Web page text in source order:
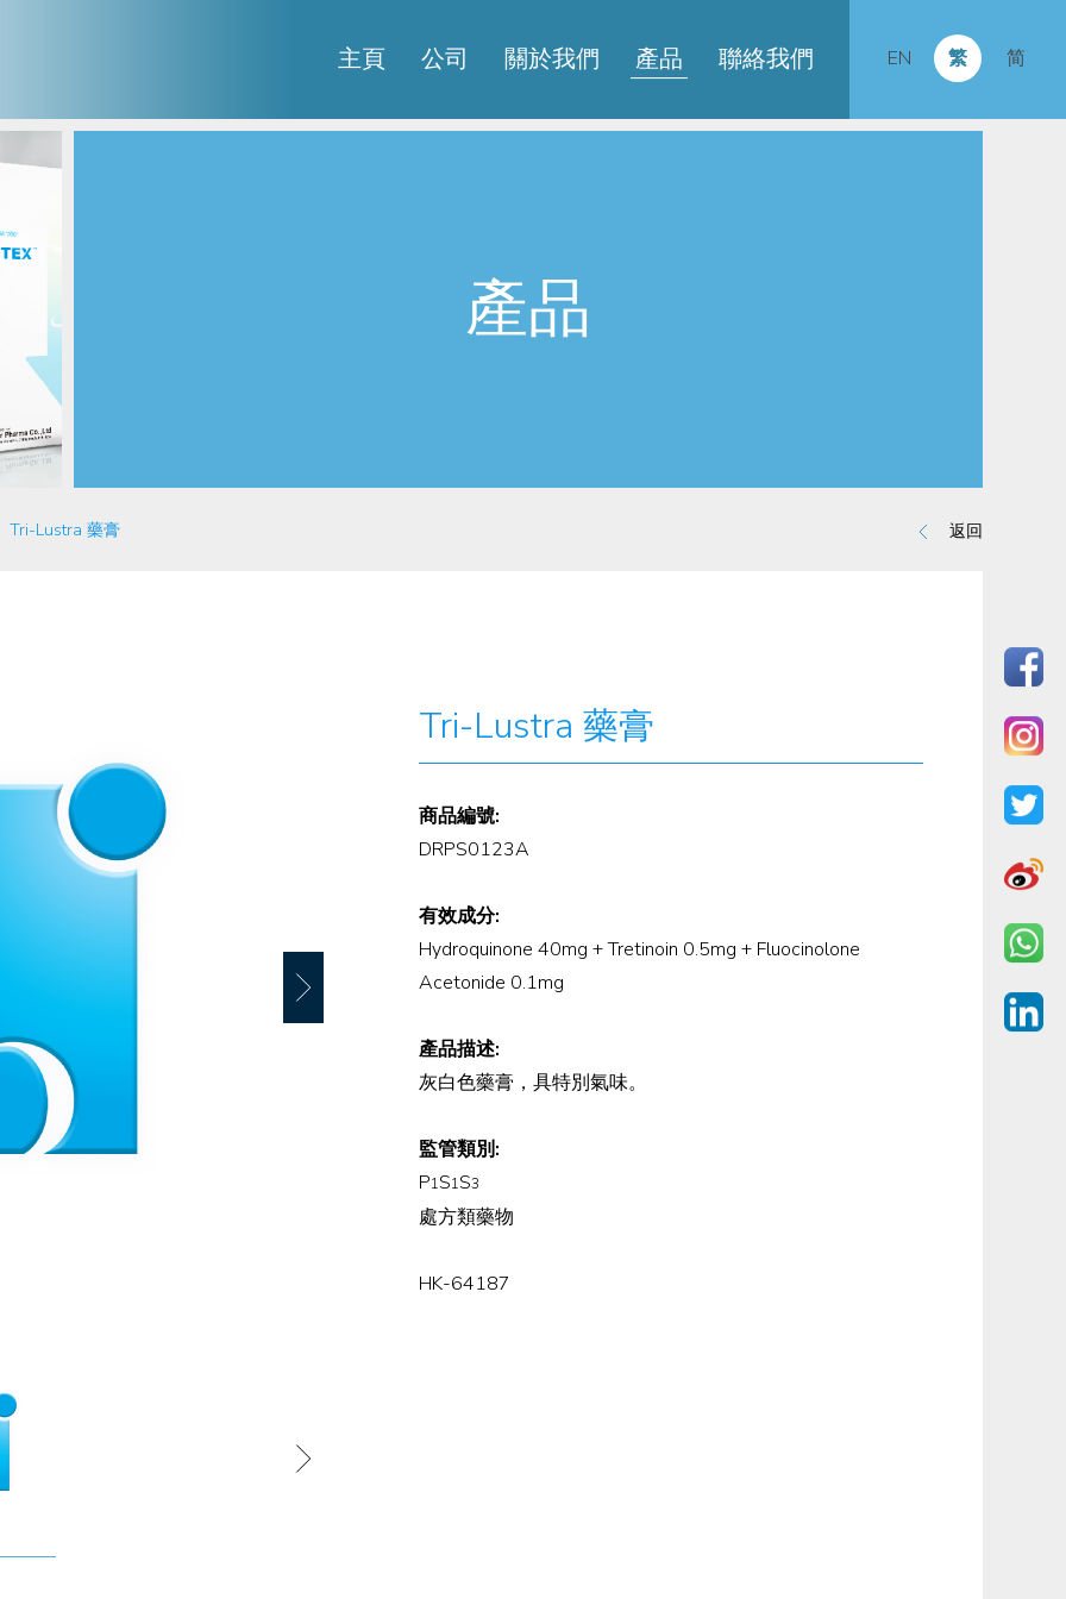
主頁 公司 關於我們 產品 聯絡我們 EN 繁 简
產品
返回
Tri-Lustra 藥膏
Tri-Lustra 藥膏
商品編號:
DRPS0123A
有效成分:
Hydroquinone 40mg + Tretinoin 0.5mg + Fluocinolone
Acetonide 0.1mg
產品描述:
灰白色藥膏，具特別氣味。
監管類別:
P1S1S3
處方類藥物
HK-64187